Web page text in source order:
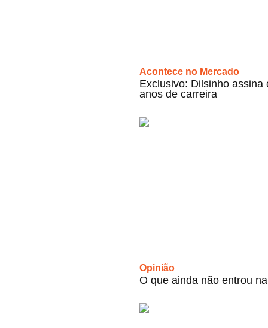
Acontece no Mercado
Exclusivo: Dilsinho
anos de carreira
Opinião
O que ainda não entrou